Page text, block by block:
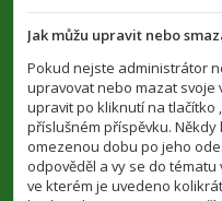
Jak můžu upravit nebo
Pokud nejste administrátor
upravovat nebo mazat svoje
upravit po kliknutí na tlačítko
příslušném příspěvku.
omezenou dobu po jeho
odpověděl a vy se do
ve kterém je uvedeno